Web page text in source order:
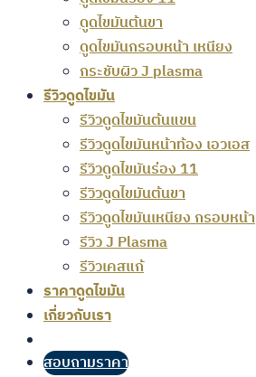
ดูดไขมันต้นขา
ดูดไขมันกรอบหน้า เหนียง
กระชับผิว J plasma
รีวิวดูดไขมัน
รีวิวดูดไขมันต้นแขน
รีวิวดูดไขมันหน้าท้อง เอวเอส
รีวิวดูดไขมันร่อง 11
รีวิวดูดไขมันต้นขา
รีวิวดูดไขมันเหนียง กรอบหน้า
รีวิว J Plasma
รีวิวเคสแก้
ราคาดูดไขมัน
เกี่ยวกับเรา
สอบถามราคา